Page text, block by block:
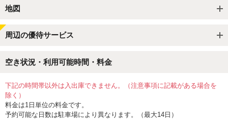
地図
周辺の優待サービス
空き状況・利用可能時間・料金
下記の時間帯以外は入出庫できません。（注意事項に記載がある場合を
除く）
料金は1日単位の料金です。
予約可能な日数は駐車場により異なります。（最大14日）